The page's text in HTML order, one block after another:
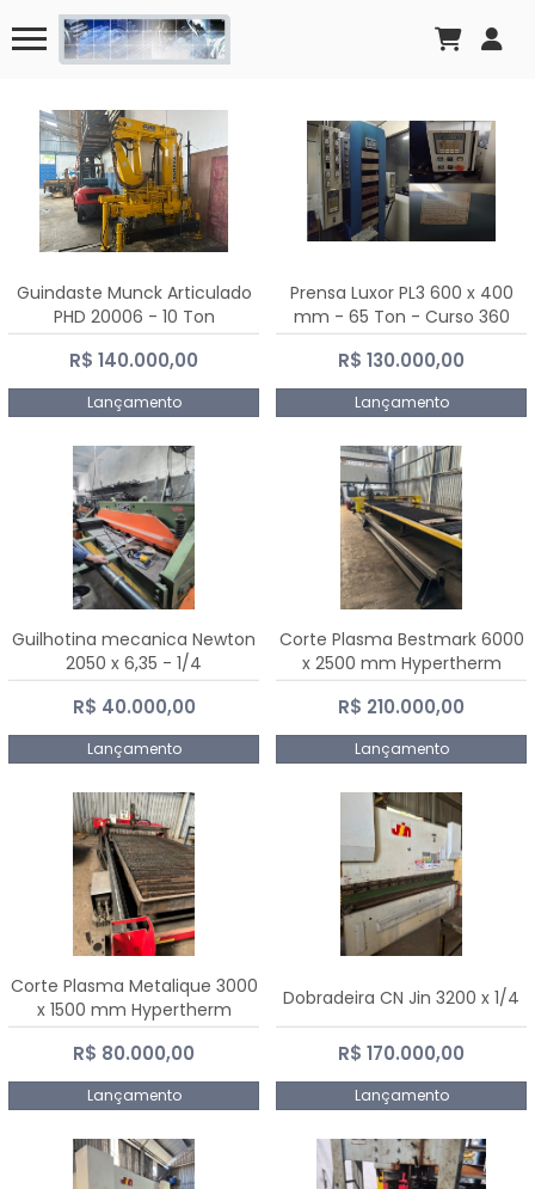
Guindaste Munck Articulado
PHD 20006 - 10 Ton
R$ 140.000,00
Lançamento
Prensa Luxor PL3 600 x 400
mm - 65 Ton - Curso 360
mm
R$ 130.000,00
Lançamento
Guilhotina mecanica Newton
2050 x 6,35 - 1/4
R$ 40.000,00
Lançamento
Corte Plasma Bestmark 6000
x 2500 mm Hypertherm
MaxPro 200
R$ 210.000,00
Lançamento
Corte Plasma Metalique 3000
x 1500 mm Hypertherm
Powermax 45 xp
R$ 80.000,00
Lançamento
Dobradeira CN Jin 3200 x 1/4
R$ 170.000,00
Lançamento